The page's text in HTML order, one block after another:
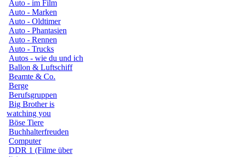
Auto - im Film
Auto - Marken
Auto - Oldtimer
Auto - Phantasien
Auto - Rennen
Auto - Trucks
Autos - wie du und ich
Ballon & Luftschiff
Beamte & Co.
Berge
Berufsgruppen
Big Brother is
watching you
Böse Tiere
Buchhalterfreuden
Computer
DDR 1 (Filme über